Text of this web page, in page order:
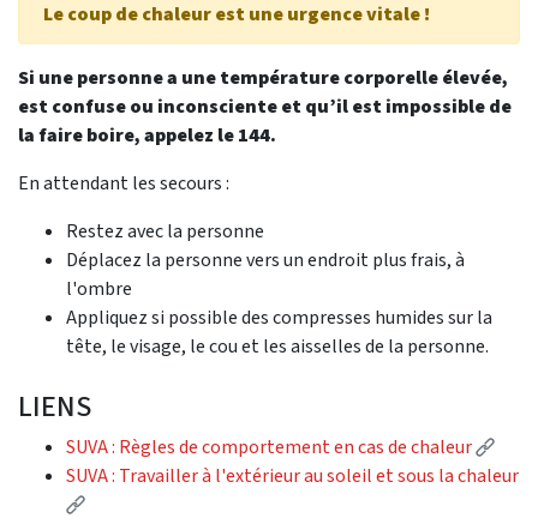
Le coup de chaleur est une urgence vitale !
Si une personne a une température corporelle élevée,
est confuse ou inconsciente et qu’il est impossible de
la faire boire, appelez le 144.
En attendant les secours :
Restez avec la personne
Déplacez la personne vers un endroit plus frais, à
l'ombre
Appliquez si possible des compresses humides sur la
tête, le visage, le cou et les aisselles de la personne.
LIENS
SUVA : Règles de comportement en cas de chaleur
SUVA : Travailler à l'extérieur au soleil et sous la chaleur
(Lien externe)